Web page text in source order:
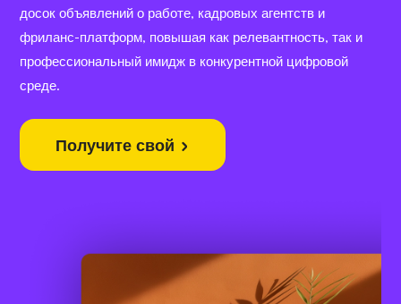
досок объявлений о работе, кадровых агентств и
фриланс-платформ, повышая как релевантность, так и
профессиональный имидж в конкурентной цифровой
среде.
Получите свой